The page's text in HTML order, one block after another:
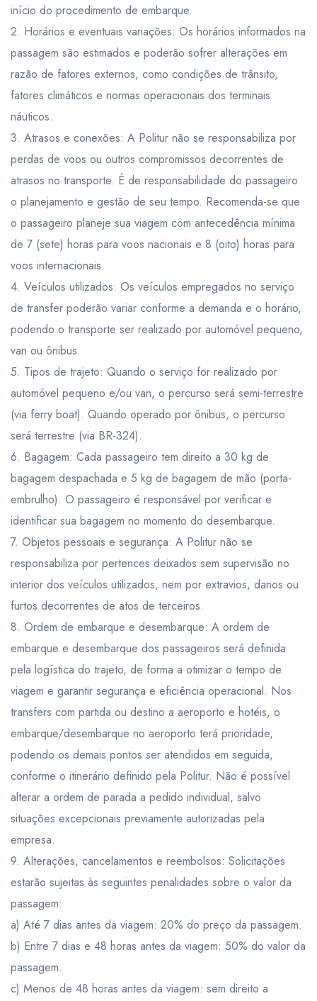
início do procedimento de embarque.
2. Horários e eventuais variações: Os horários informados na
passagem são estimados e poderão sofrer alterações em
razão de fatores externos, como condições de trânsito,
fatores climáticos e normas operacionais dos terminais
náuticos.
3. Atrasos e conexões: A Politur não se responsabiliza por
perdas de voos ou outros compromissos decorrentes de
atrasos no transporte. É de responsabilidade do passageiro
o planejamento e gestão de seu tempo. Recomenda-se que
o passageiro planeje sua viagem com antecedência mínima
de 7 (sete) horas para voos nacionais e 8 (oito) horas para
voos internacionais.
4. Veículos utilizados: Os veículos empregados no serviço
de transfer poderão variar conforme a demanda e o horário,
podendo o transporte ser realizado por automóvel pequeno,
van ou ônibus.
5. Tipos de trajeto: Quando o serviço for realizado por
automóvel pequeno e/ou van, o percurso será semi-terrestre
(via ferry boat). Quando operado por ônibus, o percurso
será terrestre (via BR-324).
6. Bagagem: Cada passageiro tem direito a 30 kg de
bagagem despachada e 5 kg de bagagem de mão (porta-
embrulho). O passageiro é responsável por verificar e
identificar sua bagagem no momento do desembarque.
7. Objetos pessoais e segurança: A Politur não se
responsabiliza por pertences deixados sem supervisão no
interior dos veículos utilizados, nem por extravios, danos ou
furtos decorrentes de atos de terceiros.
8. Ordem de embarque e desembarque: A ordem de
embarque e desembarque dos passageiros será definida
pela logística do trajeto, de forma a otimizar o tempo de
viagem e garantir segurança e eficiência operacional. Nos
transfers com partida ou destino a aeroporto e hotéis, o
embarque/desembarque no aeroporto terá prioridade,
podendo os demais pontos ser atendidos em seguida,
conforme o itinerário definido pela Politur. Não é possível
alterar a ordem de parada a pedido individual, salvo
situações excepcionais previamente autorizadas pela
empresa.
9. Alterações, cancelamentos e reembolsos: Solicitações
estarão sujeitas às seguintes penalidades sobre o valor da
passagem:
a) Até 7 dias antes da viagem: 20% do preço da passagem.
b) Entre 7 dias e 48 horas antes da viagem: 50% do valor da
passagem.
c) Menos de 48 horas antes da viagem: sem direito a